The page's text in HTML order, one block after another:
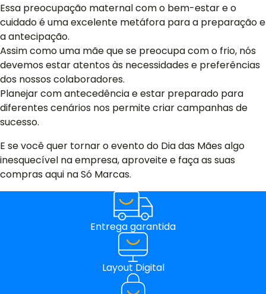
Essa preocupação maternal com o bem-estar e o
cuidado é uma excelente metáfora para a preparação e
a antecipação.
Assim como uma mãe que se preocupa com o frio, nós
devemos estar atentos às necessidades e preferências
dos nossos colaboradores.
Planejar com antecedência e estar preparado para
diferentes cenários nos permite criar campanhas de
sucesso.
E se você quer tornar o evento do Dia das Mães algo
inesquecível na empresa, aproveite e faça as suas
compras aqui na Só Marcas.
Entrega garantida
Layout Digital